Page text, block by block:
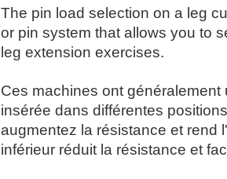
The pin load selection on a leg
or pin system that allows you to
leg extension exercises.
Ces machines ont
insérée dans différentes
augmentez la résistance et rend
inférieur réduit la résistance et